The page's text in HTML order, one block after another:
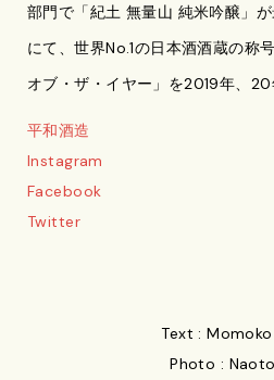
部門で「紀土 無量山 純米吟醸」
にて、世界No.1の日本酒酒蔵の称
オブ・ザ・イヤー」を2019年、20
平和酒造
Instagram
Facebook
Twitter
Text :
Photo :